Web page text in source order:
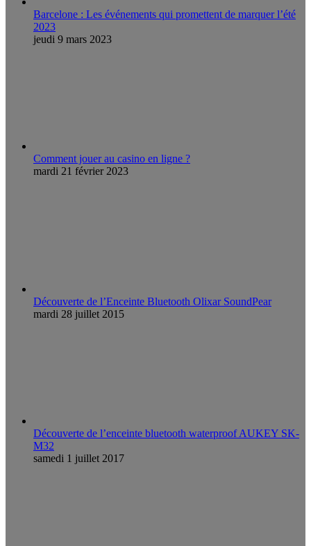
Barcelone : Les événements qui promettent de marquer l’été
2023
jeudi 9 mars 2023
Comment jouer au casino en ligne ?
mardi 21 février 2023
Découverte de l’Enceinte Bluetooth Olixar SoundPear
mardi 28 juillet 2015
Découverte de l’enceinte bluetooth waterproof AUKEY SK-
M32
samedi 1 juillet 2017